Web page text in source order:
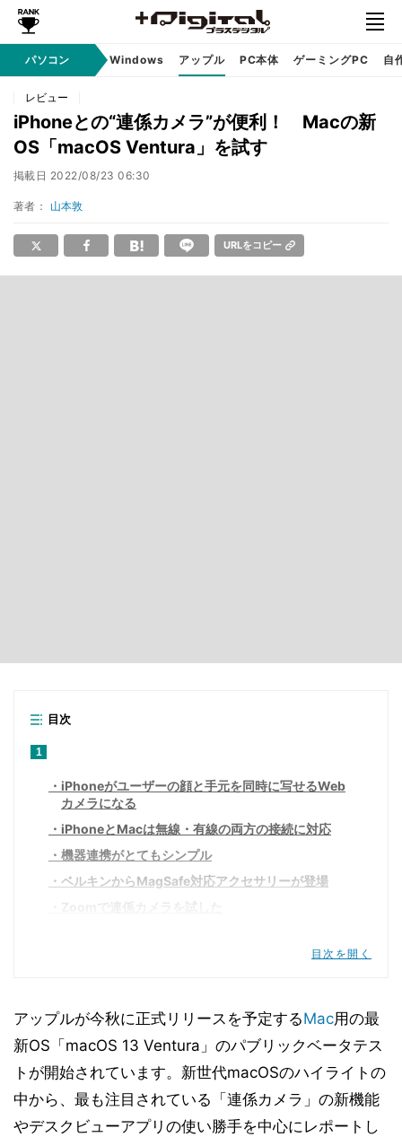
パソコン Windows アップル PC本体 ゲーミングPC 自
レビュー
iPhoneとの“連係カメラ”が便利！ Macの新
OS「macOS Ventura」を試す
掲載日 2022/08/23 06:30
著者： 山本敦
URLをコピー
目次
1
iPhoneがユーザーの顔と手元を同時に写せるWeb
カメラになる
iPhoneとMacは無線・有線の両方の接続に対応
機器連携がとてもシンプル
ベルキンからMagSafe対応アクセサリーが登場
ワークスペースの整理に役立つ「ステージマネージ
ャ」
iPhone/iPadに近づくMacのユーザーインターフェ
目次を開く
アップルが今秋に正式リリースを予定するMac用の最
新OS「macOS 13 Ventura」のパブリックベータテス
トが開始されています。新世代macOSのハイライトの
中から、最も注目されている「連係カメラ」の新機能
やデスクビューアプリの使い勝手を中心にレポートし